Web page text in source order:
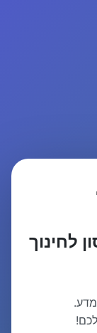
לחינוך